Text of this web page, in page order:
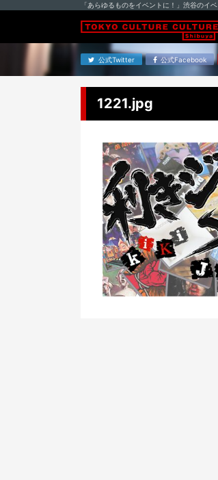
「あらゆるものをイベントに！」渋谷のイ
公式Twitter 公式Facebook
1221.jpg